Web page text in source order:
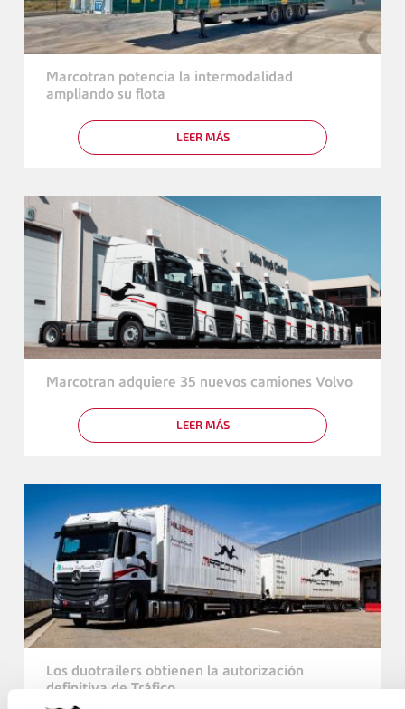
SU
IMPULSO
A
INTERMODALIDAD
Marcotran potencia la intermodalidad
ampliando su flota
LEER MÁSSOBRE
MARCOTRAN
AMPLIANDO
FLOTA
Marcotran adquiere 35 nuevos camiones Volvo
LEER MÁSSOBRE
MARCOTRAN
CAMIONES
VOLVO
Los duotrailers obtienen la autorización
definitiva de Tráfico